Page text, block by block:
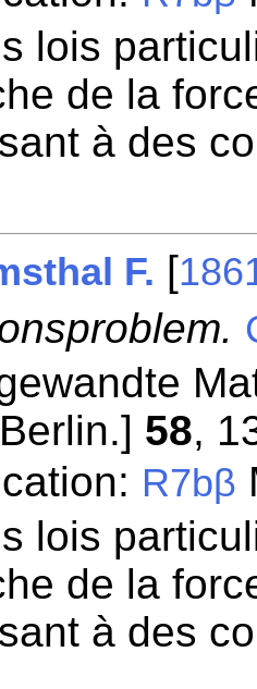
lois
de la
à des
F. [
58,
R7bβ
lois
de la
à des